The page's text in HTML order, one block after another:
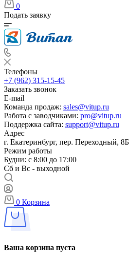
0
Подать заявку
Телефоны
+7 (962) 315-15-45
Заказать звонок
E-mail
Команда продаж: sales@vitup.ru
Работа с заводчиками: pro@vitup.ru
Поддержка сайта: support@vitup.ru
Адрес
г. Екатеринбург, пер. Переходный,
Режим работы
Будни: с 8:00 до 17:00
Сб и Вс - выходной
0 Корзина
Ваша корзина пуста